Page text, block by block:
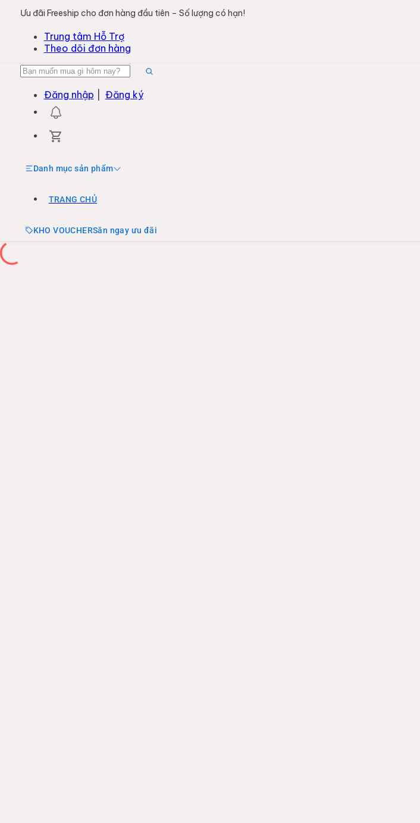
Ưu đãi Freeship cho đơn hàng đầu tiên – Số lượng có hạn!
Trung tâm Hỗ Trợ
Theo dõi đơn hàng
Đăng nhập Đăng ký
Danh mục sản phẩm
TRANG CHỦ
KHO VOUCHERSăn ngay ưu đãi